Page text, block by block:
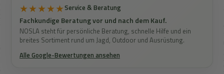
★★★★★Service & Beratung
Fachkundige Beratung vor und nach dem Kauf.
NOSLA steht für persönliche Beratung, schnelle Hilfe und ein
breites Sortiment rund um Jagd, Outdoor und Ausrüstung.
Alle Google-Bewertungen ansehen